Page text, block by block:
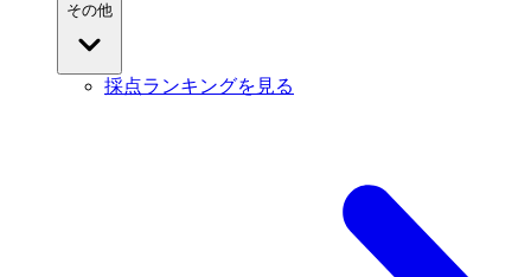
その他
採点ランキングを見る